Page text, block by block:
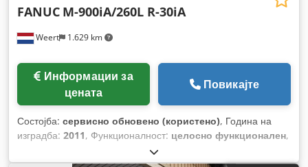
Weert 1.629 km
FANUC M-900iA/260L R-30iA
цената
Повикајте
Состојба: сервисно обновено (користено), Година на
изградба: 2011, Функционалност: целосно функционален,
M-900iA/260L R-30iA
капацитет:260 кг, должина на раката:3.100 мм,